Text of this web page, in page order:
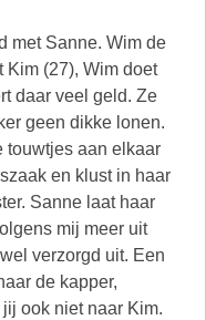
met Sanne. Wim de
Kim (27), Wim doet
daar veel geld. Ze
geen dikke lonen.
touwtjes aan elkaar
en klust in haar
Sanne laat haar
mij meer uit
verzorgd uit. Een
de kapper,
ook niet naar Kim.